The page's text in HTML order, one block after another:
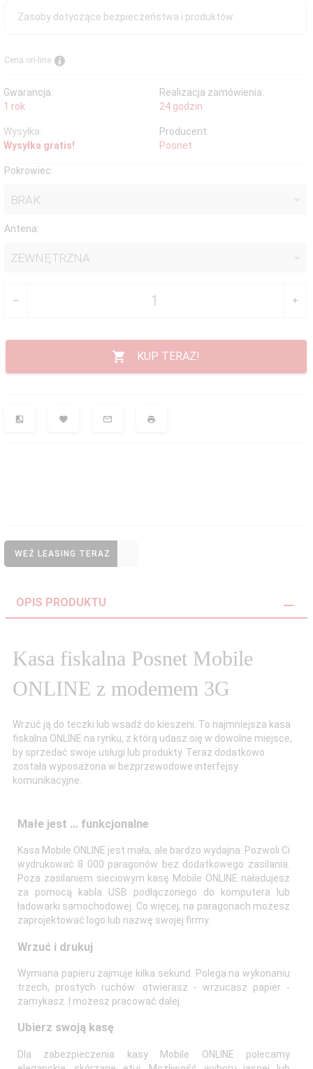
Zasoby dotyczące bezpieczeństwa i produktów
Cena on-line
Gwarancja:
1 rok
Realizacja zamówienia:
24 godzin
Wysyłka:
Wysyłka gratis!
Producent:
Posnet
Pokrowiec:
BRAK
Antena:
ZEWNĘTRZNA
KUP TERAZ!
WEŹ LEASING TERAZ
OPIS PRODUKTU
Kasa fiskalna Posnet Mobile
ONLINE z modemem 3G
Wrzuć ją do teczki lub wsadź do kieszeni. To najmniejsza kasa
fiskalna ONLINE na rynku, z którą udasz się w dowolne miejsce,
by sprzedać swoje usługi lub produkty. Teraz dodatkowo
została wyposażona w bezprzewodowe interfejsy
komunikacyjne.
Małe jest … funkcjonalne
Kasa Mobile ONLINE jest mała, ale bardzo wydajna. Pozwoli Ci
wydrukować 8 000 paragonów bez dodatkowego zasilania.
Poza zasilaniem sieciowym kasę Mobile ONLINE naładujesz
za pomocą kabla USB podłączonego do komputera lub
ładowarki samochodowej. Co więcej, na paragonach możesz
zaprojektować logo lub nazwę swojej firmy.
Wrzuć i drukuj
Wymiana papieru zajmuje kilka sekund. Polega na wykonaniu
trzech, prostych ruchów: otwierasz - wrzucasz papier -
zamykasz. I możesz pracować dalej.
Ubierz swoją kasę
Dla zabezpieczenia kasy Mobile ONLINE polecamy